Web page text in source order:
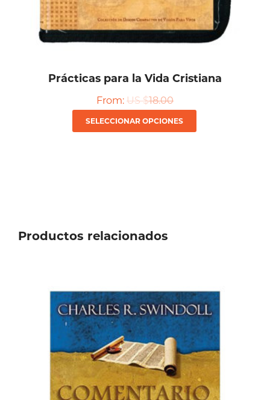
Prácticas para la Vida Cristiana
From: US $18.00
SELECCIONAR OPCIONES
elegir
en
la
página
de
producto
Productos relacionados